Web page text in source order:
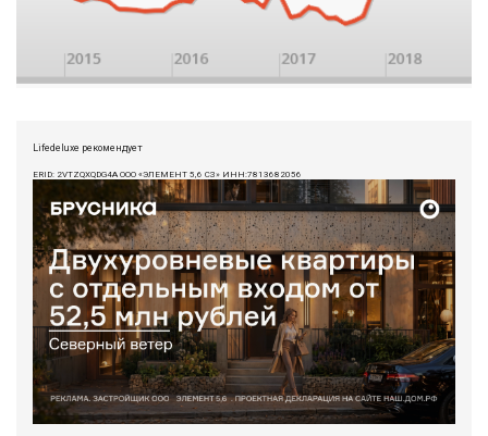
Lifedeluxe рекомендует
ERID: 2VTZQXQDG4A ООО «ЭЛЕМЕНТ 5,6 СЗ» ИНН:7813682056